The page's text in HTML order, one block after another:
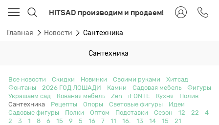
HiTSAD производим и продаем!
Главная Новости Сантехника
Сантехника
Все новости Скидки Новинки Своими руками
Хитсад
Фонтаны
2026 ГОД ЛОШАДИ Камни Садовая мебель
Фигуры
Украшаем сад
Кованая мебель Zen iFONTE Кухня
Полив
Сантехника
Рецепты Опоры Световые фигуры
Идеи
Садовые фигуры
Полки Оптом Подставки Сезон 12 22
4
2
3 1 8 6 15 9 5 16 7 11 16. 13 14 15 21